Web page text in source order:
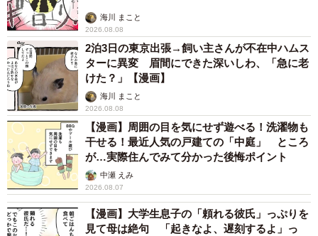
どもを送って行ってしまった…とか。友人の新たな一面も
知れたりして、めちゃくちゃ楽しかったです」
テーマを決めることで、いつもは話さないような一面や、
最近の「やらかし」も自然と話題に上り、いつの間にかみ
んなゲラゲラ笑っていたそうです。
他にもあるある！「旧友といつもやってしまうこ
と」
あなたにも、旧友と集まると「なぜか毎回こうなる…！」
という出来事、ありませんか？そんな“再会あるある”を集め
てみました。
海川 まこと
2026.08.08
2泊3日の東京出張→飼い主さんが不在中ハムス
ターに異変 眉間にできた深いしわ、「急に老
けた？」【漫画】
海川 まこと
2026.08.08
【漫画】周囲の目を気にせず遊べる！洗濯物も
干せる！最近人気の戸建ての「中庭」 ところ
が…実際住んでみて分かった後悔ポイント
中瀬 えみ
2026.08.07
【漫画】大学生息子の「頼れる彼氏」っぷりを
見て母は絶句 「起きなよ、遅刻するよ」っ